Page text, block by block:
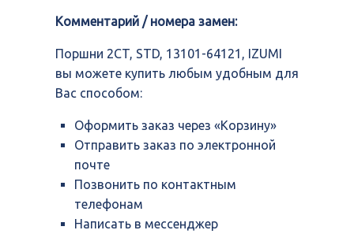
IZUMI
Комментарий / номера замен:
Поршни 2CT, STD, 13101-64121, IZUMI
вы можете купить любым удобным для
Вас способом:
Оформить заказ через «Корзину»
Отправить заказ по электронной
почте
Позвонить по контактным
телефонам
Написать в мессенджер